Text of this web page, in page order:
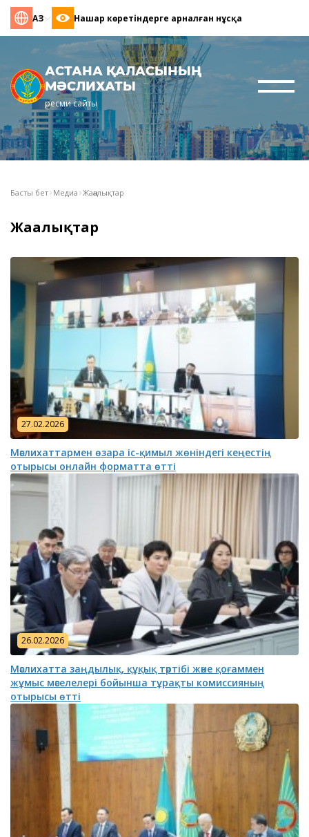
ҚАЗ Нашар көретіндерге арналған нұсқа
АСТАНА ҚАЛАСЫНЫҢ
МӘСЛИХАТЫ
ресми сайты
Басты бет Медиа Жаңалықтар
Жаңалықтар
27.02.2026
Мәслихаттармен өзара іс-қимыл жөніндегі кеңестің
отырысы онлайн форматта өтті
26.02.2026
Мәслихатта заңдылық, құқық тәртібі және қоғаммен
жұмыс мәселелері бойынша тұрақты комиссияның
отырысы өтті